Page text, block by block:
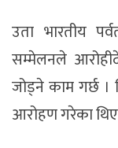
उता भारतीय
सम्मेलनले
जोड्ने काम गर्छ
आरोहण गरेका